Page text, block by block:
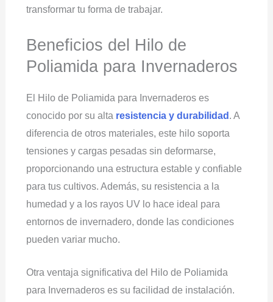
transformar tu forma de trabajar.
Beneficios del Hilo de
Poliamida para Invernaderos
El Hilo de Poliamida para Invernaderos es
conocido por su alta resistencia y durabilidad . A
diferencia de otros materiales, este hilo soporta
tensiones y cargas pesadas sin deformarse,
proporcionando una estructura estable y confiable
para tus cultivos. Además, su resistencia a la
humedad y a los rayos UV lo hace ideal para
entornos de invernadero, donde las condiciones
pueden variar mucho.
Otra ventaja significativa del Hilo de Poliamida
para Invernaderos es su facilidad de instalación.